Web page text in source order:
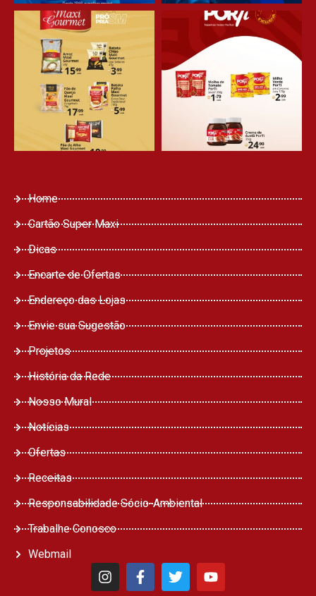
Home
Cartão Super Maxi
Dicas
Encarte de Ofertas
Endereço das Lojas
Envie sua Sugestão
Projetos
História da Rede
Nosso Mural
Notícias
Ofertas
Receitas
Responsabilidade Sócio-Ambiental
Trabalhe Conosco
Webmail